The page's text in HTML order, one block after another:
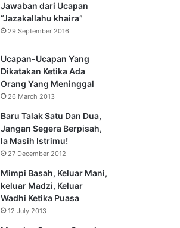
Jawaban dari Ucapan
“Jazakallahu khaira”
29 September 2016
Ucapan-Ucapan Yang
Dikatakan Ketika Ada
Orang Yang Meninggal
26 March 2013
Baru Talak Satu Dan Dua,
Jangan Segera Berpisah,
Ia Masih Istrimu!
27 December 2012
Mimpi Basah, Keluar Mani,
keluar Madzi, Keluar
Wadhi Ketika Puasa
12 July 2013